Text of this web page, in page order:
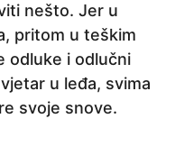
nešto. Jer u
pritom u teškim
odluke i odlučni
u leđa, svima
svoje snove.